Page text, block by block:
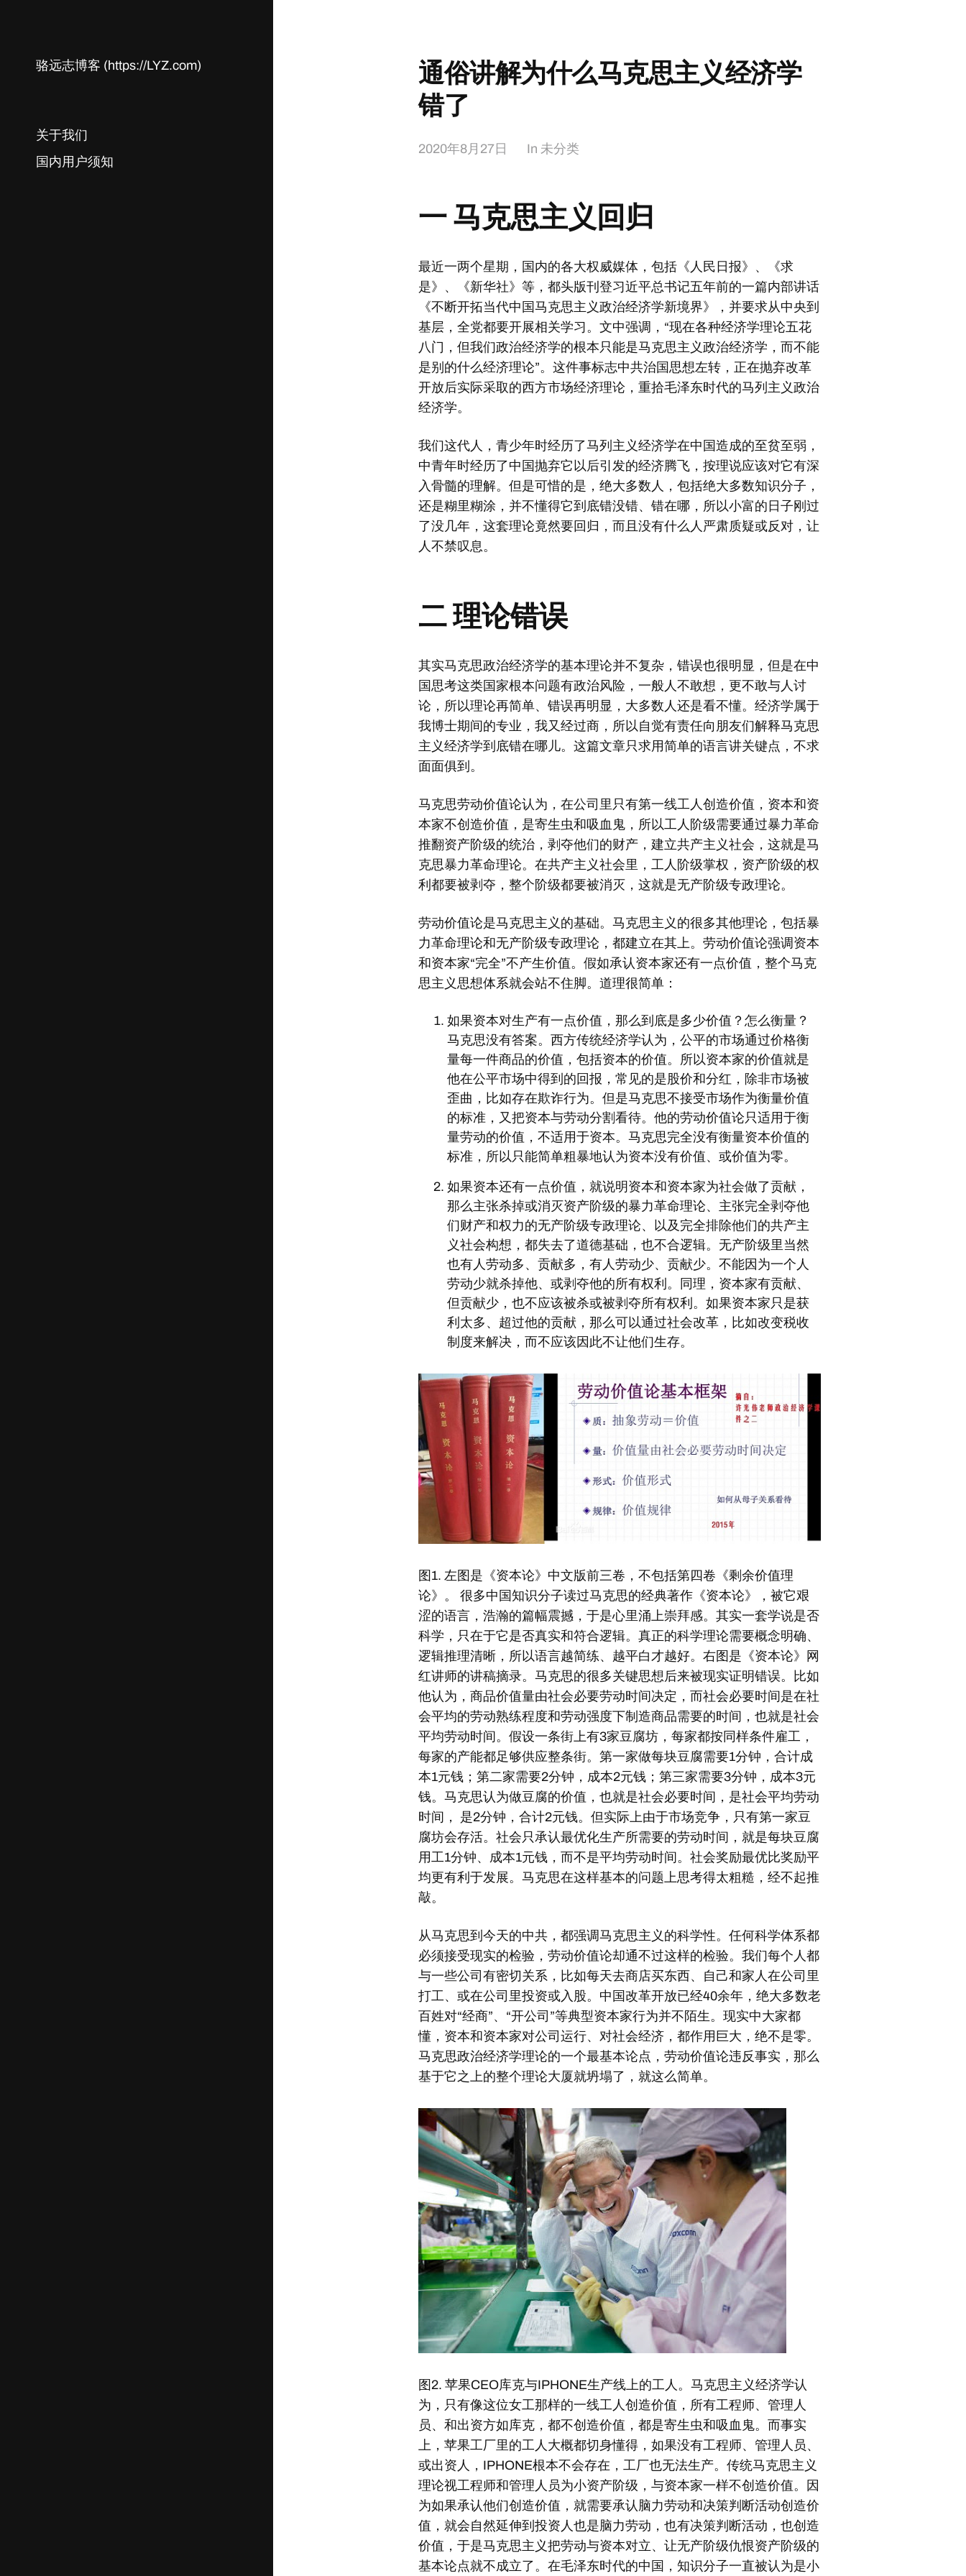
骆远志博客 (https://LYZ.com)
关于我们
国内用户须知
通俗讲解为什么马克思主义经济学
错了
2020年8月27日 In 未分类
一 马克思主义回归
最近一两个星期，国内的各大权威媒体，包括《人民日报》、《求
是》、《新华社》等，都头版刊登习近平总书记五年前的一篇内部讲话
《不断开拓当代中国马克思主义政治经济学新境界》，并要求从中央到
基层，全党都要开展相关学习。文中强调，“现在各种经济学理论五花
八门，但我们政治经济学的根本只能是马克思主义政治经济学，而不能
是别的什么经济理论”。这件事标志中共治国思想左转，正在抛弃改革
开放后实际采取的西方市场经济理论，重拾毛泽东时代的马列主义政治
经济学。
我们这代人，青少年时经历了马列主义经济学在中国造成的至贫至弱，
中青年时经历了中国抛弃它以后引发的经济腾飞，按理说应该对它有深
入骨髓的理解。但是可惜的是，绝大多数人，包括绝大多数知识分子，
还是糊里糊涂，并不懂得它到底错没错、错在哪，所以小富的日子刚过
了没几年，这套理论竟然要回归，而且没有什么人严肃质疑或反对，让
人不禁叹息。
二 理论错误
其实马克思政治经济学的基本理论并不复杂，错误也很明显，但是在中
国思考这类国家根本问题有政治风险，一般人不敢想，更不敢与人讨
论，所以理论再简单、错误再明显，大多数人还是看不懂。经济学属于
我博士期间的专业，我又经过商，所以自觉有责任向朋友们解释马克思
主义经济学到底错在哪儿。这篇文章只求用简单的语言讲关键点，不求
面面俱到。
马克思劳动价值论认为，在公司里只有第一线工人创造价值，资本和资
本家不创造价值，是寄生虫和吸血鬼，所以工人阶级需要通过暴力革命
推翻资产阶级的统治，剥夺他们的财产，建立共产主义社会，这就是马
克思暴力革命理论。在共产主义社会里，工人阶级掌权，资产阶级的权
利都要被剥夺，整个阶级都要被消灭，这就是无产阶级专政理论。
劳动价值论是马克思主义的基础。马克思主义的很多其他理论，包括暴
力革命理论和无产阶级专政理论，都建立在其上。劳动价值论强调资本
和资本家“完全”不产生价值。假如承认资本家还有一点价值，整个马克
思主义思想体系就会站不住脚。道理很简单：
如果资本对生产有一点价值，那么到底是多少价值？怎么衡量？
马克思没有答案。西方传统经济学认为，公平的市场通过价格衡
量每一件商品的价值，包括资本的价值。所以资本家的价值就是
他在公平市场中得到的回报，常见的是股价和分红，除非市场被
歪曲，比如存在欺诈行为。但是马克思不接受市场作为衡量价值
的标准，又把资本与劳动分割看待。他的劳动价值论只适用于衡
量劳动的价值，不适用于资本。马克思完全没有衡量资本价值的
标准，所以只能简单粗暴地认为资本没有价值、或价值为零。
如果资本还有一点价值，就说明资本和资本家为社会做了贡献，
那么主张杀掉或消灭资产阶级的暴力革命理论、主张完全剥夺他
们财产和权力的无产阶级专政理论、以及完全排除他们的共产主
义社会构想，都失去了道德基础，也不合逻辑。无产阶级里当然
也有人劳动多、贡献多，有人劳动少、贡献少。不能因为一个人
劳动少就杀掉他、或剥夺他的所有权利。同理，资本家有贡献、
但贡献少，也不应该被杀或被剥夺所有权利。如果资本家只是获
利太多、超过他的贡献，那么可以通过社会改革，比如改变税收
制度来解决，而不应该因此不让他们生存。
图1. 左图是《资本论》中文版前三卷，不包括第四卷《剩余价值理
论》。 很多中国知识分子读过马克思的经典著作《资本论》，被它艰
涩的语言，浩瀚的篇幅震撼，于是心里涌上崇拜感。其实一套学说是否
科学，只在于它是否真实和符合逻辑。真正的科学理论需要概念明确、
逻辑推理清晰，所以语言越简练、越平白才越好。右图是《资本论》网
红讲师的讲稿摘录。马克思的很多关键思想后来被现实证明错误。比如
他认为，商品价值量由社会必要劳动时间决定，而社会必要时间是在社
会平均的劳动熟练程度和劳动强度下制造商品需要的时间，也就是社会
平均劳动时间。假设一条街上有3家豆腐坊，每家都按同样条件雇工，
每家的产能都足够供应整条街。第一家做每块豆腐需要1分钟，合计成
本1元钱；第二家需要2分钟，成本2元钱；第三家需要3分钟，成本3元
钱。马克思认为做豆腐的价值，也就是社会必要时间，是社会平均劳动
时间， 是2分钟，合计2元钱。但实际上由于市场竞争，只有第一家豆
腐坊会存活。社会只承认最优化生产所需要的劳动时间，就是每块豆腐
用工1分钟、成本1元钱，而不是平均劳动时间。社会奖励最优比奖励平
均更有利于发展。马克思在这样基本的问题上思考得太粗糙，经不起推
敲。
从马克思到今天的中共，都强调马克思主义的科学性。任何科学体系都
必须接受现实的检验，劳动价值论却通不过这样的检验。我们每个人都
与一些公司有密切关系，比如每天去商店买东西、自己和家人在公司里
打工、或在公司里投资或入股。中国改革开放已经40余年，绝大多数老
百姓对“经商”、“开公司”等典型资本家行为并不陌生。现实中大家都
懂，资本和资本家对公司运行、对社会经济，都作用巨大，绝不是零。
马克思政治经济学理论的一个最基本论点，劳动价值论违反事实，那么
基于它之上的整个理论大厦就坍塌了，就这么简单。
图2. 苹果CEO库克与IPHONE生产线上的工人。马克思主义经济学认
为，只有像这位女工那样的一线工人创造价值，所有工程师、管理人
员、和出资方如库克，都不创造价值，都是寄生虫和吸血鬼。而事实
上，苹果工厂里的工人大概都切身懂得，如果没有工程师、管理人员、
或出资人，IPHONE根本不会存在，工厂也无法生产。传统马克思主义
理论视工程师和管理人员为小资产阶级，与资本家一样不创造价值。因
为如果承认他们创造价值，就需要承认脑力劳动和决策判断活动创造价
值，就会自然延伸到投资人也是脑力劳动，也有决策判断活动，也创造
价值，于是马克思主义把劳动与资本对立、让无产阶级仇恨资产阶级的
基本论点就不成立了。在毛泽东时代的中国，知识分子一直被认为是小